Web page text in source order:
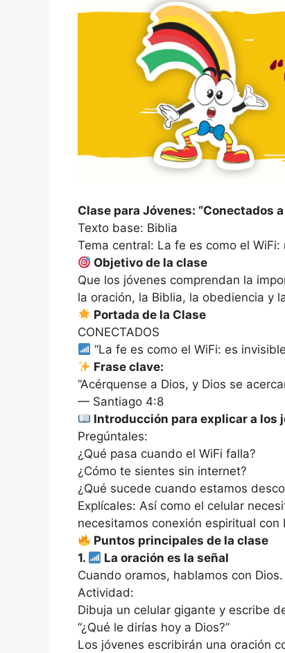
Clase para Jóvenes: “Conectados a
Texto base: Biblia
Tema central: La fe es como el
Objetivo de la clase
Que los jóvenes comprendan la
la oración, la Biblia, la obediencia y
Portada de la Clase
CONECTADOS
“La fe es como el WiFi: es
Frase clave:
“Acérquense a Dios, y Dios se
— Santiago 4:8
Introducción para explicar a los
Pregúntales:
¿Qué pasa cuando el WiFi falla?
¿Cómo te sientes sin internet?
¿Qué sucede cuando estamos
Explícales: Así como el celular
necesitamos conexión espiritual
Puntos principales de la clase
1.
La oración es la señal
Cuando oramos, hablamos con Dios.
Actividad:
Dibuja un celular gigante y escribe
“¿Qué le dirías hoy a Dios?”
Los jóvenes escribirán una oración